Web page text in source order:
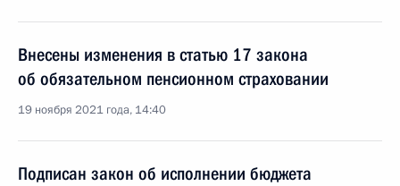
Внесены изменения в статью 17 закона
об обязательном пенсионном страховании
19 ноября 2021 года, 14:40
Подписан закон об исполнении бюджета